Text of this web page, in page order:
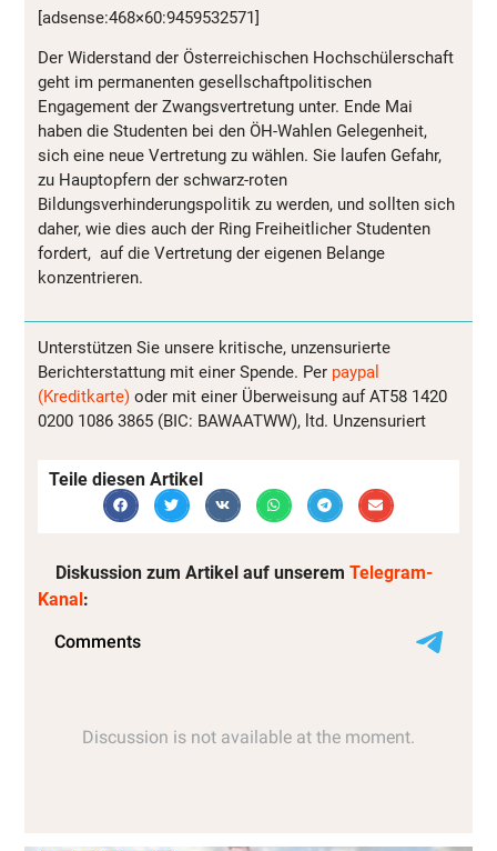
[adsense:468×60:9459532571]
Der Widerstand der Österreichischen Hochschülerschaft
geht im permanenten gesellschaftpolitischen
Engagement der Zwangsvertretung unter. Ende Mai
haben die Studenten bei den ÖH-Wahlen Gelegenheit,
sich eine neue Vertretung zu wählen. Sie laufen Gefahr,
zu Hauptopfern der schwarz-roten
Bildungsverhinderungspolitik zu werden, und sollten sich
daher, wie dies auch der Ring Freiheitlicher Studenten
fordert, auf die Vertretung der eigenen Belange
konzentrieren.
Unterstützen Sie unsere kritische, unzensurierte
Berichterstattung mit einer Spende. Per paypal
(Kreditkarte) oder mit einer Überweisung auf AT58 1420
0200 1086 3865 (BIC: BAWAATWW), ltd. Unzensuriert
Teile diesen Artikel
Diskussion zum Artikel auf unserem Telegram-
Kanal: